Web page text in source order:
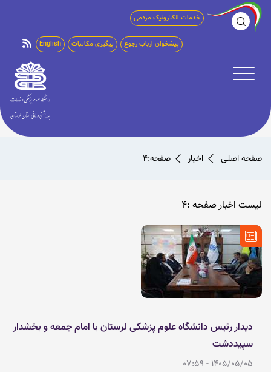
خدمات الکترونیک مردمی
English پیگیری مکاتبات پیشخوان ارباب رجوع
صفحه اصلی اخبار صفحه:4
لیست اخبار صفحه :4
دیدار رئیس دانشگاه علوم پزشکی لرستان با امام جمعه و بخشدار
سپیددشت
1405/05/05 - 07:59